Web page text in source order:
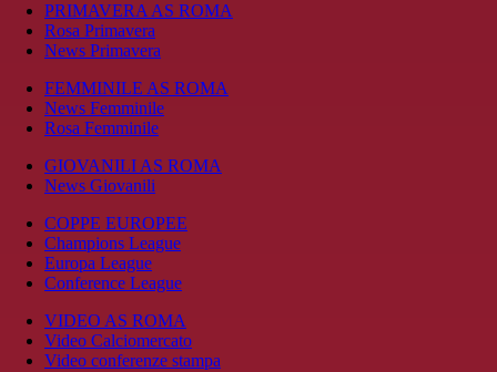
PRIMAVERA AS ROMA
Rosa Primavera
News Primavera
FEMMINILE AS ROMA
News Femminile
Rosa Femminile
GIOVANILI AS ROMA
News Giovanili
COPPE EUROPEE
Champions League
Europa League
Conference League
VIDEO AS ROMA
Video Calciomercato
Video conferenze stampa